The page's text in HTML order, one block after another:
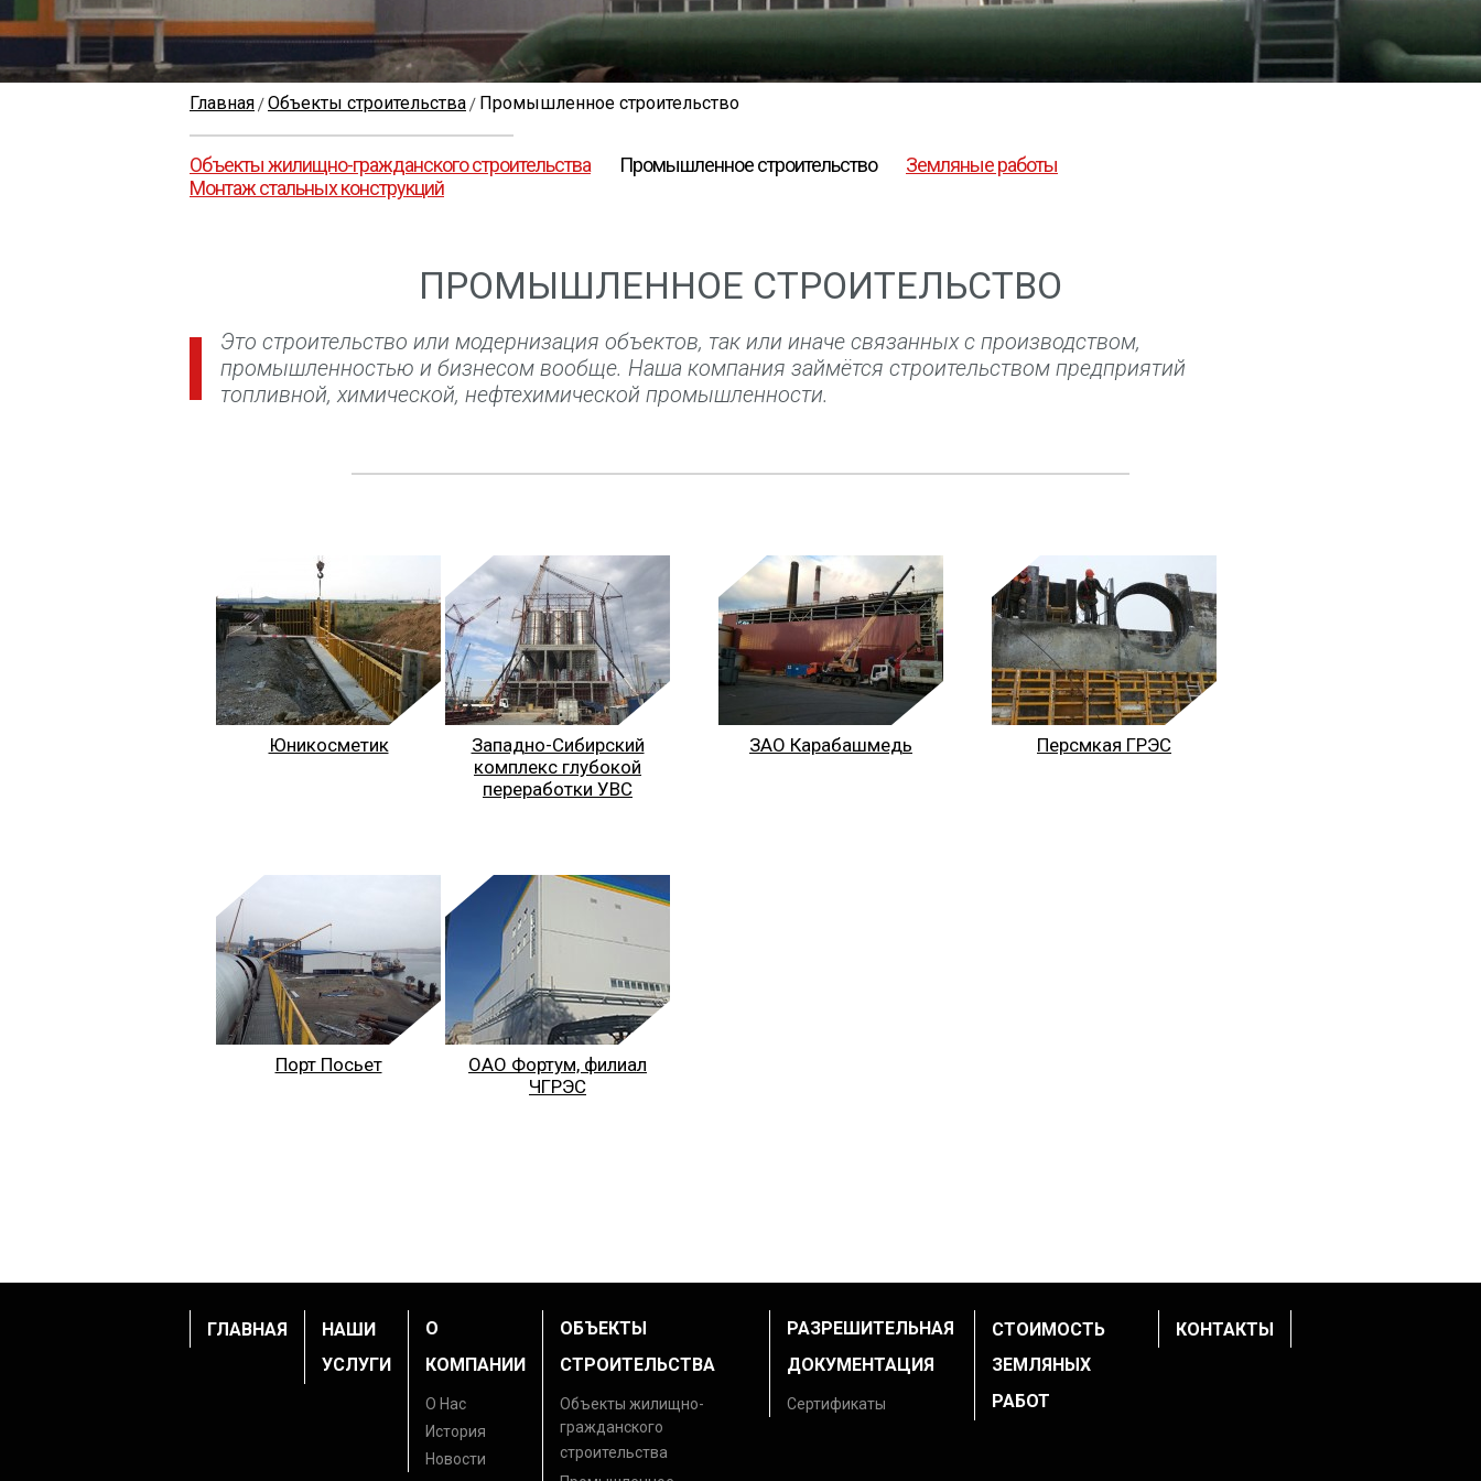
Главная Объекты строительства Промышленное строительство
Объекты жилищно-гражданского строительства Промышленное строительство
Земляные работы
Монтаж стальных конструкций
ПРОМЫШЛЕННОЕ СТРОИТЕЛЬСТВО
Это строительство или модернизация объектов, так или иначе связанных с производством,
промышленностью и бизнесом вообще. Наша компания займётся строительством предприятий
топливной, химической, нефтехимической промышленности.
Юникосметик
Западно-Сибирский
комплекс глубокой
переработки УВС
ЗАО Карабашмедь Персмкая ГРЭС
Порт Посьет
ОАО Фортум, филиал
ЧГРЭС
ГЛАВНАЯ НАШИ
УСЛУГИ
О
КОМПАНИИ
О Нас
История
Новости
ОБЪЕКТЫ
СТРОИТЕЛЬСТВА
Объекты жилищно-
гражданского
строительства
РАЗРЕШИТЕЛЬНАЯ
ДОКУМЕНТАЦИЯ
Сертификаты
СТОИМОСТЬ
ЗЕМЛЯНЫХ
РАБОТ
КОНТАКТЫ